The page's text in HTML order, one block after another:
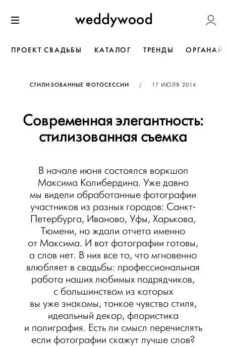
к содержанию
Weddywood
ПРОЕКТ СВАДЬБЫ КАТАЛОГ ТРЕНДЫ
СТИЛИЗОВАННЫЕ ФОТОСЕССИИ / ОПУБЛИКОВАНО
17 ИЮЛЯ 2014
Современная элегантность:
стилизованная съемка
В начале июня состоялся воркшоп
Максима Колибердина. Уже давно
мы видели обработанные фотографии
участников из разных городов: Санкт-
Петербурга, Иваново, Уфы, Харькова,
Тюмени, но ждали отчета именно
от Максима. И вот фотографии готовы,
а слов нет. В них все то, что мгновенно
влюбляет в свадьбы: профессиональная
работа наших любимых подрядчиков,
с большинством из которых
вы уже знакомы, тонкое чувство стиля,
идеальный декор, флористика
и полиграфия. Есть ли смысл перечислять
если фотографии скажут лучше слов?